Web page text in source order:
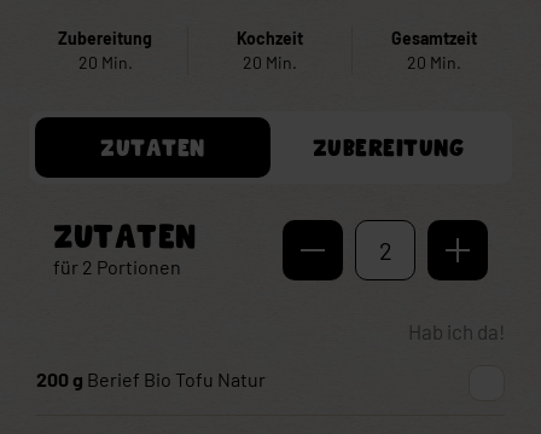
Zubereitung
20 Min.
Kochzeit
20 Min.
Gesamtzeit
20 Min.
ZUTATEN ZUBEREITUNG
ZUTATEN
für 2 Portionen
2
Hab ich da!
200 g Berief Bio Tofu Natur